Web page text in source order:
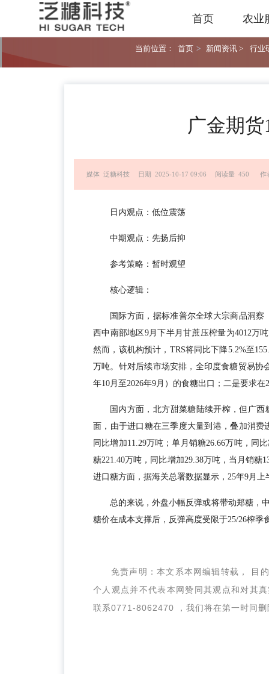
首页 农业
当前位置： 首页 > 新闻资讯 > 行业
广金期
媒体 泛糖科技 日期 2025-10-17 09:06 阅读量 450 作
日内观点：低位震荡
中期观点：先扬后抑
参考策略：暂时观望
核心逻辑：
国际方面，据标准普尔全球大宗商品洞察
西中南部地区9月下半月甘蔗压榨量为4012万
然而，该机构预计，TRS将同比下降5.2%至
万吨。针对后续市场安排，全印度食糖贸易协
年10月至2026年9月）的食糖出口；二是要求
国内方面，北方甜菜糖陆续开榨，但广
面，由于进口糖在三季度大量到港，叠加消费
同比增加11.29万吨；单月销糖26.66万吨，同
糖221.40万吨，同比增加29.38万吨，当月销糖
进口糖方面，据海关总署数据显示，25年9月
总的来说，外盘小幅反弹或将带动郑糖，
糖价在成本支撑后，反弹高度受限于25/26榨
免责声明：本文系本网编辑转载， 目
个人观点并不代表本网赞同其观点和对其
联系0771-8062470 ，我们将在第一时间删